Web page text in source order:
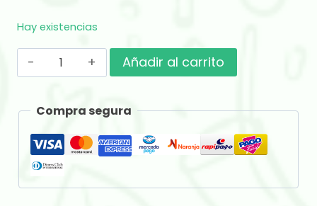
Hay existencias
Merced
Campo
x
500
Añadir al carrito
Compra segura